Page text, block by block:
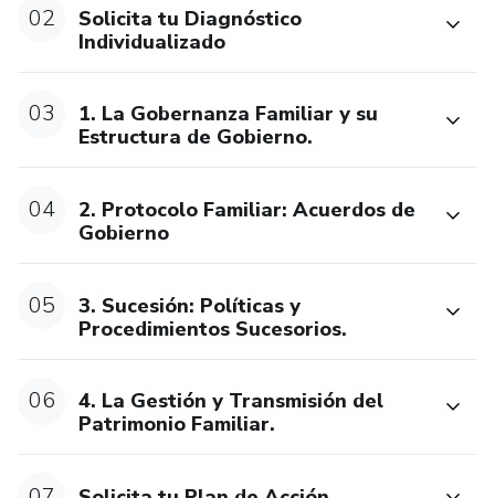
desafíos diarios!
Y no importa si ya ha entrado la siguiente generación o no,
¡descubrirás porqué hay que siempre hay hacerlo con
tiempo!
Todo el contenido es fruto de mis más de 30 años de
experiencia como consultor internacional en más de 200
Empresa Familiares.
Incluye 6 horas de sesiones 1 a 1 en Directo:
02
Solicita tu Diagnóstico
Individualizado
03
1. La Gobernanza Familiar y su
Estructura de Gobierno.
04
2. Protocolo Familiar: Acuerdos de
Gobierno
05
3. Sucesión: Políticas y
Procedimientos Sucesorios.
06
4. La Gestión y Transmisión del
Patrimonio Familiar.